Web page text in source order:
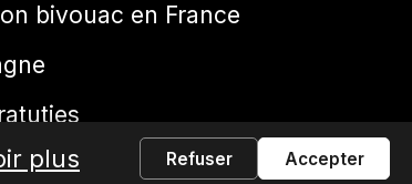
bivouac en France
plus Refuser Accepter